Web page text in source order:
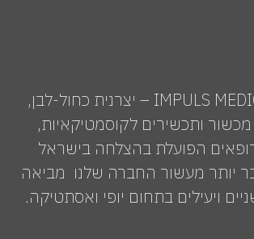
IMPULS MEDICAL GROUP – יצרנית כחול-לבן,
מכשור ותכשירים לקוסמטיקאיות,
ורופאים הפועלת בהצלחה בישראל
יותר מעשור החברה שלנו מביאה
ויעילים בתחום יופי ואסתטיקה.